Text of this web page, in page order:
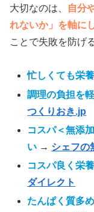
大切なのは、
自分
れないか」を軸に
ことで失敗を防げ
忙しくても栄
調理の負担を
つくりおき.jp
コスパ＜無添
い → シェフの
コスパ良く栄
ダイレクト
たんぱく質多